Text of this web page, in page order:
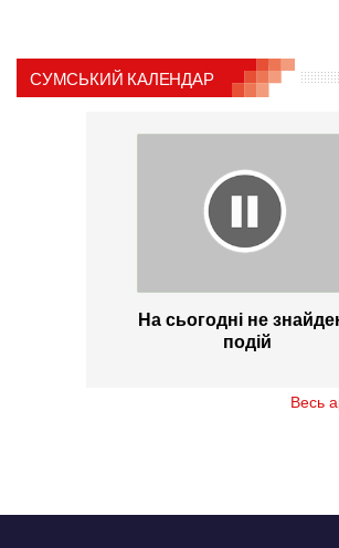
СУМСЬКИЙ КАЛЕНДАР
На сьогодні не
подій
Весь